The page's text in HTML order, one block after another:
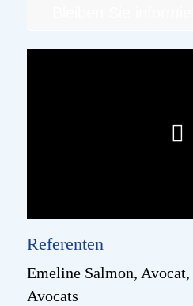
Referenten
Emeline Salmon, Avocat,
Avocats